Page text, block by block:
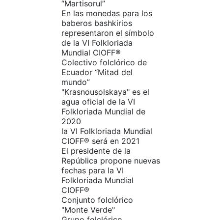
“Martisorul”
En las monedas para los
baberos bashkirios
representaron el símbolo
de la VI Folkloriada
Mundial CIOFF®
Colectivo folclórico de
Ecuador “Mitad del
mundo”
"Krasnousolskaya" es el
agua oficial de la VI
Folkloriada Mundial de
2020
la VI Folkloriada Mundial
CIOFF® será en 2021
El presidente de la
República propone nuevas
fechas para la VI
Folkloriada Mundial
CIOFF®
Conjunto folclórico
"Monte Verde"